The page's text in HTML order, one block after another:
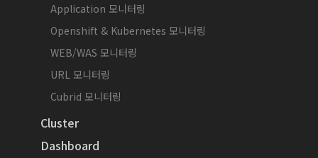
Application 모니터링
Openshift & Kubernetes 모니터링
WEB/WAS 모니터링
URL 모니터링
Cubrid 모니터링
Cluster
Dashboard